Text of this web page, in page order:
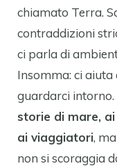
chiamato Terra.
contraddizioni
ci parla di
Insomma: ci aiuta
guardarci intorno.
storie di mare,
ai viaggiatori,
non si scoraggia